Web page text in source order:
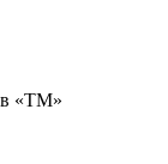
в «ТМ»